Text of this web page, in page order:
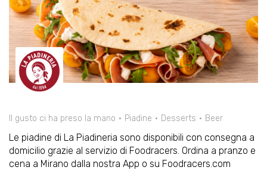
Il gusto ci ha preso la mano Piadine Desserts Beer
Le piadine di La Piadineria sono disponibili con consegna a
domicilio grazie al servizio di Foodracers. Ordina a pranzo e
cena a Mirano dalla nostra App o su Foodracers.com